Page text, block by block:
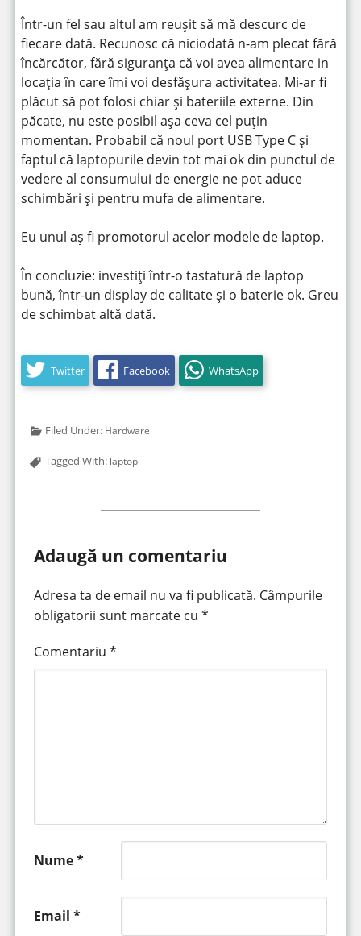
Într-un fel sau altul am reușit să mă descurc de
fiecare dată. Recunosc că niciodată n-am plecat fără
încărcător, fără siguranța că voi avea alimentare in
locația în care îmi voi desfășura activitatea. Mi-ar fi
plăcut să pot folosi chiar și bateriile externe. Din
păcate, nu este posibil așa ceva cel puțin
momentan. Probabil că noul port USB Type C și
faptul că laptopurile devin tot mai ok din punctul de
vedere al consumului de energie ne pot aduce
schimbări și pentru mufa de alimentare.
Eu unul aș fi promotorul acelor modele de laptop.
În concluzie: investiți într-o tastatură de laptop
bună, într-un display de calitate și o baterie ok. Greu
de schimbat altă dată.
Twitter Facebook WhatsApp
Filed Under: Hardware
Tagged With: laptop
Adaugă un comentariu
Adresa ta de email nu va fi publicată. Câmpurile
obligatorii sunt marcate cu *
Comentariu *
Nume*
Email *